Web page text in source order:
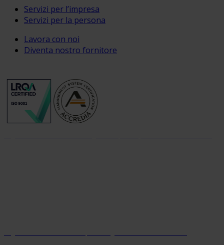
Servizi per l’impresa
Servizi per la persona
Lavora con noi
Diventa nostro fornitore